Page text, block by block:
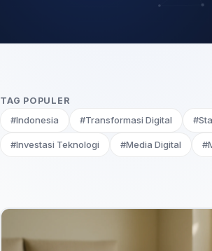
TAG POPULER
#Indonesia #Transformasi Digital
#Investasi Teknologi #Media Digital